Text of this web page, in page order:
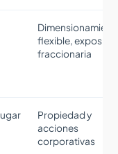
flexible,
fraccionaria
Propiedad y
acciones
corporativas